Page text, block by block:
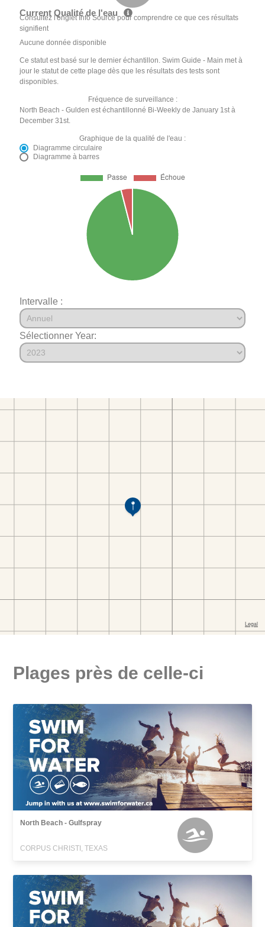
Current Qualité de l'eau
Consultez l'onglet Info Source pour comprendre ce que ces résultats
signifient
Aucune donnée disponible
Ce statut est basé sur le dernier échantillon. Swim Guide - Main met à
jour le statut de cette plage dès que les résultats des tests sont
disponibles.
Fréquence de surveillance :
North Beach - Gulden est échantillonné Bi-Weekly de January 1st à
December 31st.
Graphique de la qualité de l'eau :
Diagramme circulaire
Diagramme à barres
Intervalle :
Sélectionner Year:
Plages près de celle-ci
North Beach - Gulfspray
CORPUS CHRISTI, TEXAS